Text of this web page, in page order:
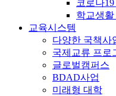
코로나
학교생
교육시스템
다양한 국책사
국제교류 프로
글로벌캠퍼스
BDAD사업
미래형 대학